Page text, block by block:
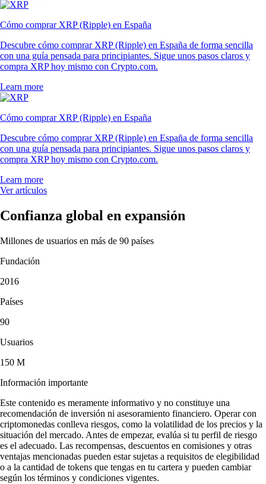
Cómo comprar XRP (Ripple) en España
Descubre cómo comprar XRP (Ripple) en España de forma sencilla
con una guía pensada para principiantes. Sigue unos pasos claros y
compra XRP hoy mismo con Crypto.com.
Learn more
Cómo comprar XRP (Ripple) en España
Descubre cómo comprar XRP (Ripple) en España de forma sencilla
con una guía pensada para principiantes. Sigue unos pasos claros y
compra XRP hoy mismo con Crypto.com.
Learn more
Ver artículos
Confianza global en expansión
Millones de usuarios en más de 90 países
Fundación
2016
Países
90
Usuarios
150 M
Información importante
Este contenido es meramente informativo y no constituye una
recomendación de inversión ni asesoramiento financiero. Operar con
criptomonedas conlleva riesgos, como la volatilidad de los precios y la
situación del mercado. Antes de empezar, evalúa si tu perfil de riesgo
es el adecuado. Las recompensas, descuentos en comisiones y otras
ventajas mencionadas pueden estar sujetas a requisitos de elegibilidad
o a la cantidad de tokens que tengas en tu cartera y pueden cambiar
según los términos y condiciones vigentes.